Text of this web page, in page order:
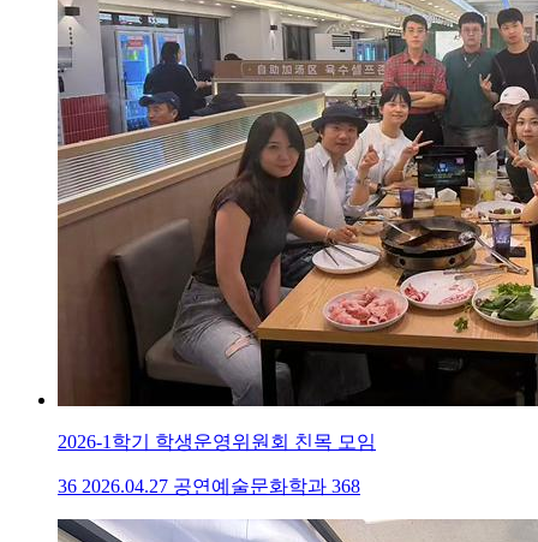
2026-1학기 학생운영위원회 친목 모임
36 2026.04.27 공연예술문화학과 368